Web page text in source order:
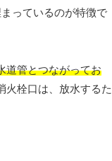
っているのが特徴で
道管とつながってお
火栓口は、放水するた